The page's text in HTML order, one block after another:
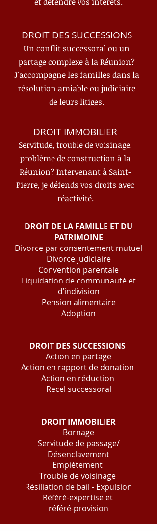
DROIT DES SUCCESSIONS
Un conflit successoral ou un
partage complexe à la Réunion?
J'accompagne les familles dans la
résolution amiable ou judiciaire
de leurs litiges.
DROIT IMMOBILIER
Servitude, trouble de voisinage,
problème de construction à la
Réunion? Intervenant à Saint-
Pierre, je défends vos droits avec
réactivité.
DROIT DE LA FAMILLE ET DU
PATRIMOINE
Divorce par consentement mutuel
Divorce judiciaire
Convention parentale​
Liquidation de communauté et
d’indivision
Pension alimentaire​
Adoption
DROIT DES SUCCESSIONS
Action en partage
Action en rapport de donation
Action en réduction
Recel successoral
DROIT IMMOBILIER
Bornage
Servitude de passage/
Désenclavement
Empiètement
Trouble de voisinage
Résiliation de bail - Expulsion
Référé-expertise et
référé-provision